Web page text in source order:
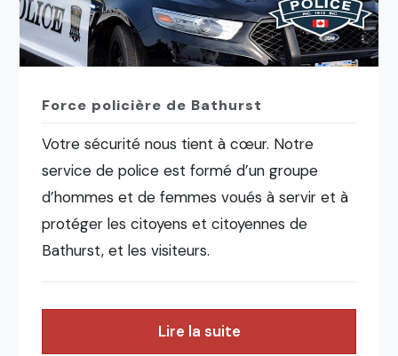
Force policière de Bathurst
Votre sécurité nous tient à cœur. Notre
service de police est formé d’un groupe
d’hommes et de femmes voués à servir et à
protéger les citoyens et citoyennes de
Bathurst, et les visiteurs.
Lire la suite